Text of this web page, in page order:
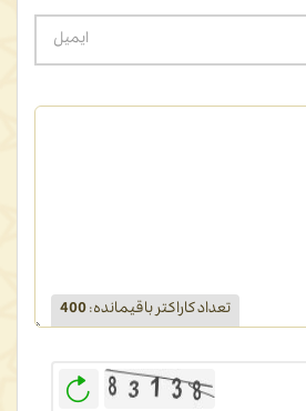
تعداد کاراکتر باقیمانده:
400